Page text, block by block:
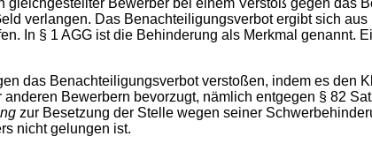
verlangen. Das Benachteiligungsverbot ergibt sich
In § 1 AGG ist die Behinderung als Merkmal
Benachteiligungsverbot verstoßen, indem es den
Bewerbern bevorzugt, nämlich entgegen § 82
zur Besetzung der Stelle wegen seiner
nicht gelungen ist.